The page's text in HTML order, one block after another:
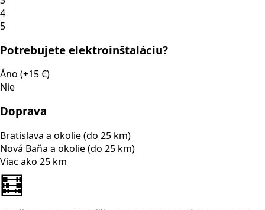
4
5
Potrebujete elektroinštaláciu?
Áno (+15 €)
Nie
Doprava
Bratislava a okolie (do 25 km)
Nová Baňa a okolie (do 25 km)
Viac ako 25 km
🧮